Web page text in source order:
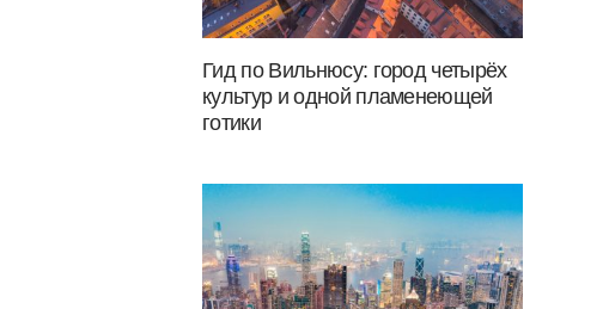
Гид по Вильнюсу: город четырёх
культур и одной пламенеющей
готики